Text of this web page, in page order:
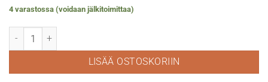
4 varastossa (voidaan jälkitoimittaa)
Liquitex Basics fluid 159 Cadmium Yellow Light hue määrä
LISÄÄ OSTOSKORIIN